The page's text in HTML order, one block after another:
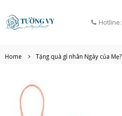
Hotline:
Home Tặng quà gì nhân Ngày của Mẹ?